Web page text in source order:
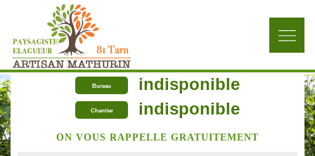
Bureau indisponible
Chantier indisponible
ON VOUS RAPPELLE GRATUITEMENT